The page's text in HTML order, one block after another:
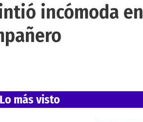
incómoda en
Lo más visto